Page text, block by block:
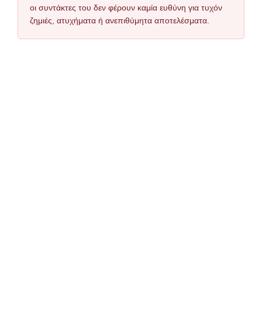
οι συντάκτες του δεν φέρουν καμία ευθύνη για τυχόν
ζημιές, ατυχήματα ή ανεπιθύμητα αποτελέσματα.